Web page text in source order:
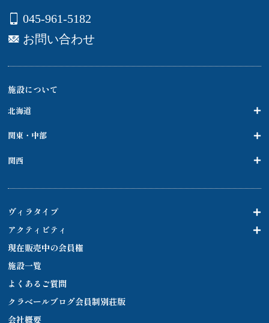
045-961-5182
お問い合わせ
施設について
北海道
関東・中部
関西
ヴィラタイプ
アクティビティ
現在販売中の会員権
施設一覧
よくあるご質問
クラベールブログ会員制別荘版
会社概要